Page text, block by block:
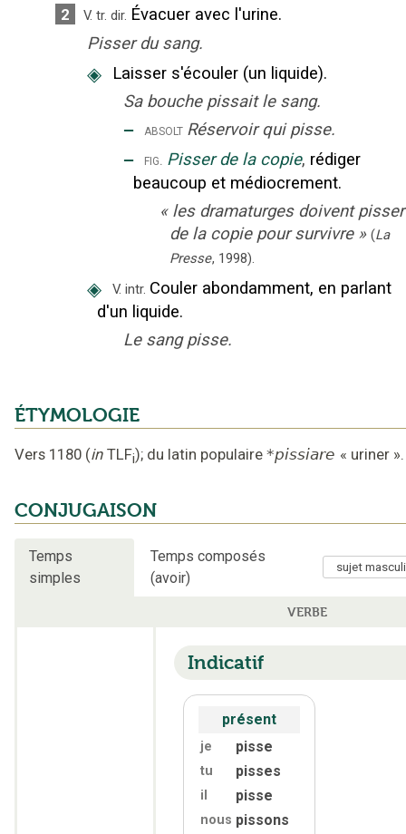
2 V. tr. dir. Évacuer avec l'urine.
Pisser du sang.
◈
Laisser s'écouler (un liquide).
Sa bouche pissait le sang.
‒ absolt Réservoir qui pisse.
‒ fig. Pisser de la copie, rédiger
beaucoup et médiocrement.
« les dramaturges doivent pisser
de la copie pour survivre » (La
Presse, 1998).
◈ V. intr. Couler abondamment, en parlant
d'un liquide.
Le sang pisse.
ÉTYMOLOGIE
Vers 1180 (in TLFi); du latin populaire *pissiare « uriner ».
CONJUGAISON
Temps
simples
Temps composés
(avoir)
VERBE
Indicatif
présent
je pisse
tu pisses
il pisse
nous pissons